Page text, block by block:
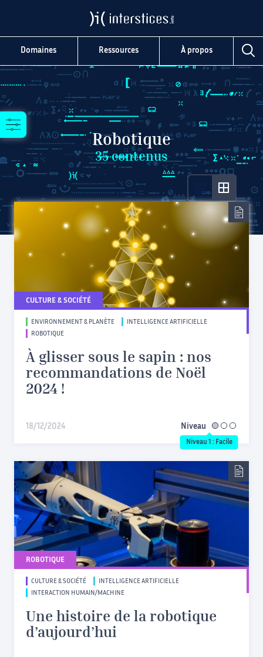
Domaines Ressources À propos
Robotique
35contenus
CULTURE & SOCIÉTÉ
ENVIRONNEMENT & PLANÈTE INTELLIGENCE ARTIFICIELLE
ROBOTIQUE
À glisser sous le sapin : nos
recommandations de Noël
2024 !
18/12/2024 Niveau facile
Niveau 1 : Facile
ROBOTIQUE
CULTURE & SOCIÉTÉ INTELLIGENCE ARTIFICIELLE
INTERACTION HUMAIN/MACHINE
Une histoire de la robotique
d’aujourd’hui